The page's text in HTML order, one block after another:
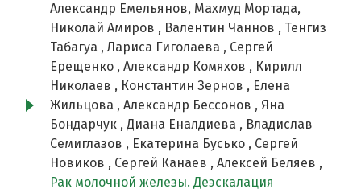
Александр Емельянов, Махмуд Мортада,
Николай Амиров , Валентин Чаннов , Тенгиз
Табагуа , Лариса Гиголаева , Сергей
Ерещенко , Александр Комяхов , Кирилл
Николаев , Константин Зернов , Елена
Жильцова , Александр Бессонов , Яна
Бондарчук , Диана Еналдиева , Владислав
Семиглазов , Екатерина Бусько , Сергей
Новиков , Сергей Канаев , Алексей Беляев ,
Рак молочной железы. Деэскалация